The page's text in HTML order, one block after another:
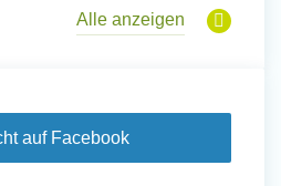
Alle anzeigen
auf Facebook